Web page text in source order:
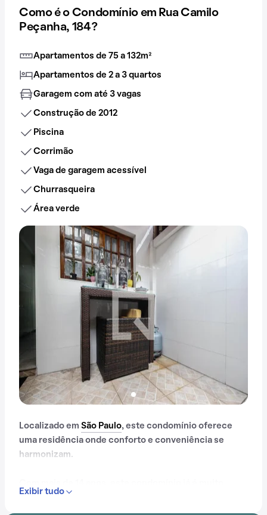
Como é o Condomínio em Rua Camilo
Peçanha, 184?
Apartamentos de 75 a 132m²
Apartamentos de 2 a 3 quartos
Garagem com até 3 vagas
Construção de 2012
Piscina
Corrimão
Vaga de garagem acessível
Churrasqueira
Área verde
Localizado em São Paulo, este condomínio oferece
uma residência onde conforto e conveniência se
harmonizam.
Exibir tudo